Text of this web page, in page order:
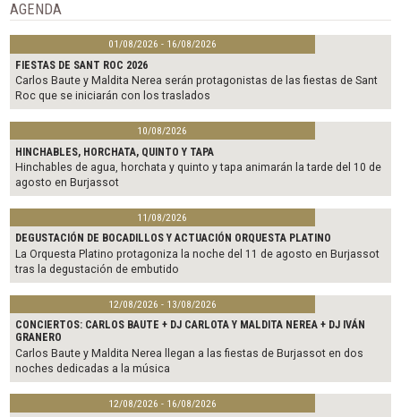
AGENDA
01/08/2026 - 16/08/2026
FIESTAS DE SANT ROC 2026
Carlos Baute y Maldita Nerea serán protagonistas de las fiestas de Sant
Roc que se iniciarán con los traslados
10/08/2026
HINCHABLES, HORCHATA, QUINTO Y TAPA
Hinchables de agua, horchata y quinto y tapa animarán la tarde del 10 de
agosto en Burjassot
11/08/2026
DEGUSTACIÓN DE BOCADILLOS Y ACTUACIÓN ORQUESTA PLATINO
La Orquesta Platino protagoniza la noche del 11 de agosto en Burjassot
tras la degustación de embutido
12/08/2026 - 13/08/2026
CONCIERTOS: CARLOS BAUTE + DJ CARLOTA Y MALDITA NEREA + DJ IVÁN
GRANERO
Carlos Baute y Maldita Nerea llegan a las fiestas de Burjassot en dos
noches dedicadas a la música
12/08/2026 - 16/08/2026